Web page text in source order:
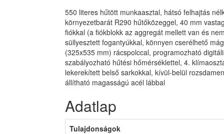
550 literes hűtött munkaasztal, hátsó felhajtás
környezetbarát R290 hűtőközeggel, 40 mm
fiókkal (a fiókblokk az aggregát mellett van és
süllyesztett fogantyúkkal, könnyen cserélhető
(325x535 mm) rácspolccal, programozható
szabályozható hűtési hőmérséklettel, 4.
lekerekített belső sarkokkal, kívül-belül
állítható magasságú acél lábbal
Adatlap
Tulajdonságok